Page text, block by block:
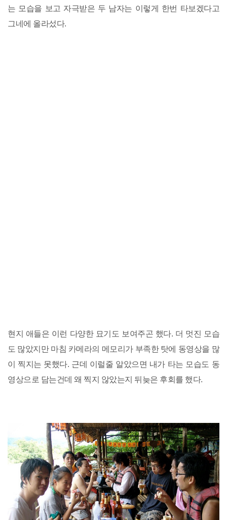
는 모습을 보고 자극받은 두 남자는 이렇게 한번 타보겠다고
그네에 올라섰다.
현지 애들은 이런 다양한 묘기도 보여주곤 했다. 더 멋진 모습
도 많았지만 마침 카메라의 메모리가 부족한 탓에 동영상을 많
이 찍지는 못했다. 근데 이럴줄 알았으면 내가 타는 모습도 동
영상으로 담는건데 왜 찍지 않았는지 뒤늦은 후회를 했다.